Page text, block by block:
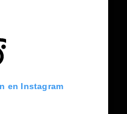
en Instagram